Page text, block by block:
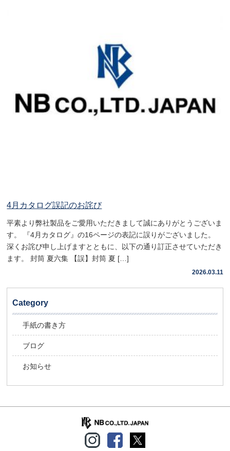
4月カタログ誤記のお詫び
平素より弊社製品をご愛用いただきまして誠にありがとうございま
す。 『4月カタログ』の16ページの表記に誤りがございました。
深くお詫び申し上げますとともに、以下の通り訂正させていただき
ます。 封筒 夏六集 【誤】封筒 夏 […]
2026.03.11
Category
手紙の書き方
ブログ
お知らせ